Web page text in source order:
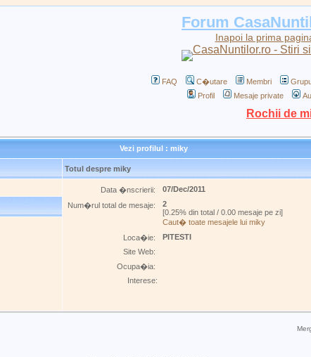
Forum
Inapoi la prima
FAQ C�utare Membri
Profil
Mesaje private
Rochii de
Vezi profilul : miky
Totul despre miky
Data �nscrierii:
07/Dec/2011
Num�rul total de mesaje:
2
[0.25% din total / 0.00 mesaje pe zi]
Caut� toate mesajele lui miky
Loca�ie:
PITESTI
Site Web:
Ocupa�ia:
Interese: